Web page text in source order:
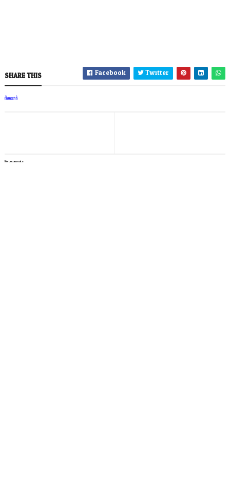
SHARE THIS Facebook Twitter
ព័ត៌មានជាតិ
No comments